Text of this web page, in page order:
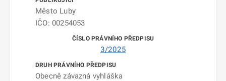
Město Luby
IČO: 00254053
3/2025
Obecně závazná vyhláška